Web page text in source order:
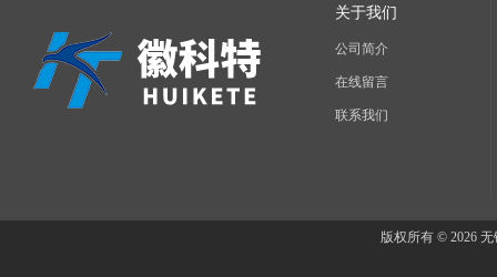
关于我们
公司简介
在线留言
联系我们
版权所有 © 2026